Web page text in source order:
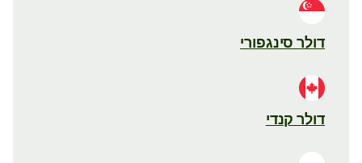
דולר סינגפורי
דולר קנדי